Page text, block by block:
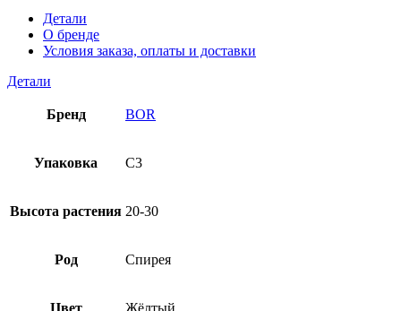
Детали
О бренде
Условия заказа, оплаты и доставки
Детали
Бренд BOR
Упаковка C3
Высота растения 20-30
Род Спирея